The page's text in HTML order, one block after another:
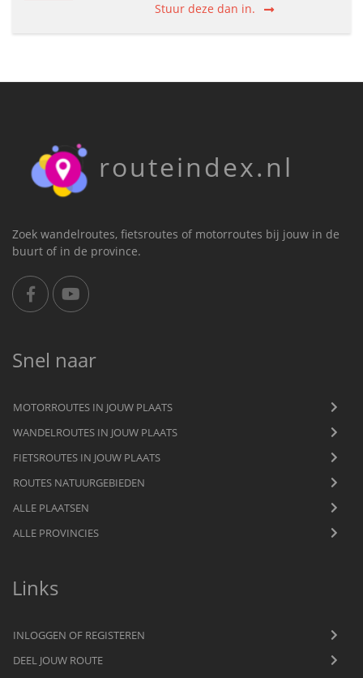
Stuur deze dan in.
routeindex.nl
Zoek wandelroutes, fietsroutes of motorroutes bij jouw in de
buurt of in de province.
Snel naar
MOTORROUTES IN JOUW PLAATS
WANDELROUTES IN JOUW PLAATS
FIETSROUTES IN JOUW PLAATS
ROUTES NATUURGEBIEDEN
ALLE PLAATSEN
ALLE PROVINCIES
Links
INLOGGEN OF REGISTEREN
DEEL JOUW ROUTE